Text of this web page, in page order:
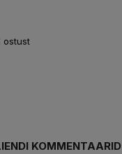
ostust
KOMMENTAARID